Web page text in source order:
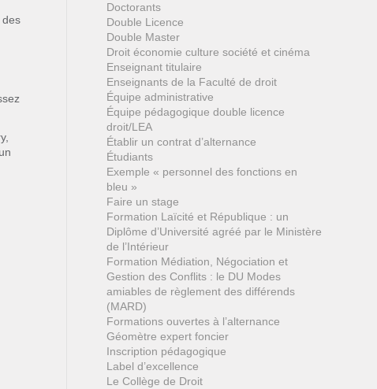
des
Doctorants
Double Licence
Double Master
Droit économie culture société et cinéma
Enseignant titulaire
Enseignants de la Faculté de droit
Équipe administrative
Équipe pédagogique double licence
droit/LEA
Établir un contrat d’alternance
Étudiants
Exemple « personnel des fonctions en
bleu »
Faire un stage
Formation Laïcité et République : un
Diplôme d’Université agréé par le Ministère
de l’Intérieur
Formation Médiation, Négociation et
Gestion des Conflits : le DU Modes
amiables de règlement des différends
(MARD)
Formations ouvertes à l’alternance
Géomètre expert foncier
Inscription pédagogique
Label d’excellence
Le Collège de Droit